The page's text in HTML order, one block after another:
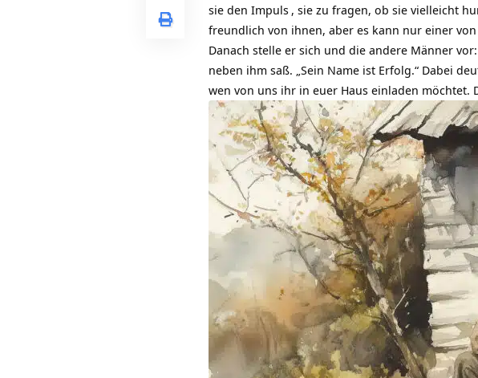
sie den Impuls , sie zu fragen, ob sie vielleicht
freundlich von ihnen, aber es kann nur einer
Danach stelle er sich und die andere Männer
neben ihm saß. „Sein Name ist Erfolg.“ Dabei
wen von uns ihr in euer Haus einladen